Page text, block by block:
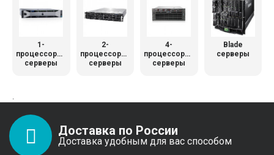
1-
процессорные
серверы
2-
процессорные
серверы
4-
процессорные
серверы
Blade
серверы
.
Доставка по России
Доставка удобным для вас способом